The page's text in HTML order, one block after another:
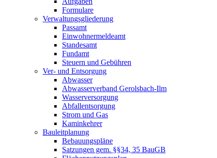
Formulare
Verwaltungsgliederung
Passamt
Einwohnermeldeamt
Standesamt
Fundamt
Steuern und Gebühren
Ver- und Entsorgung
Abwasser
Abwasserverband Gerolsbach-Ilm
Wasserversorgung
Abfallentsorgung
Strom und Gas
Kaminkehrer
Bauleitplanung
Bebauungspläne
Satzungen gem. §§34, 35 BauGB